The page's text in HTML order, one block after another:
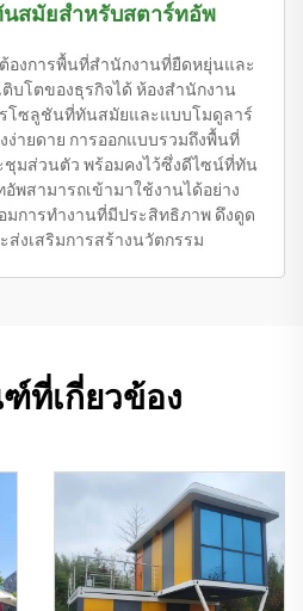
สมัยสำหรับสตาร์ทอัพ
องการพื้นที่สำนักงานที่ยืดหยุ่นและ
บโตของธุรกิจได้ ห้องสำนักงาน
รโซลูชันที่ทันสมัยและแบบโมดูลาร์
ง่ายดาย การออกแบบรวมถึงพื้นที่
มส่วนตัว พร้อมคงไว้ซึ่งดีไซน์ที่ทัน
พสามารถเข้ามาใช้งานได้อย่าง
มการทำงานที่มีประสิทธิภาพ ดึงดูด
งเสริมการสร้างนวัตกรรม
ที่เกี่ยวข้อง